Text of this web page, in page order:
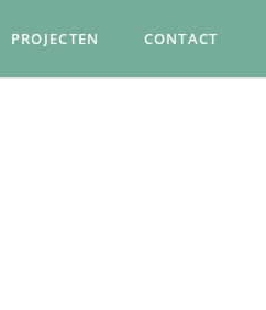
PROJECTEN CONTACT